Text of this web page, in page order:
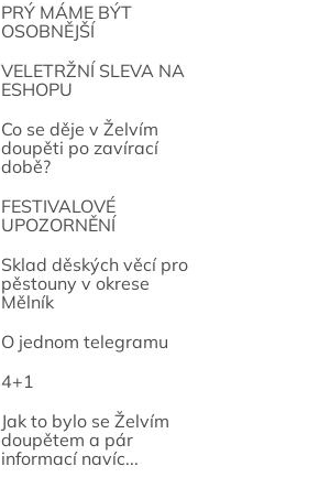
PRÝ MÁME BÝT
OSOBNĚJŠÍ
VELETRŽNÍ SLEVA NA
ESHOPU
Co se děje v Želvím
doupěti po zavírací
době?
FESTIVALOVÉ
UPOZORNĚNÍ
Sklad děských věcí pro
pěstouny v okrese
Mělník
O jednom telegramu
4+1
Jak to bylo se Želvím
doupětem a pár
informací navíc...